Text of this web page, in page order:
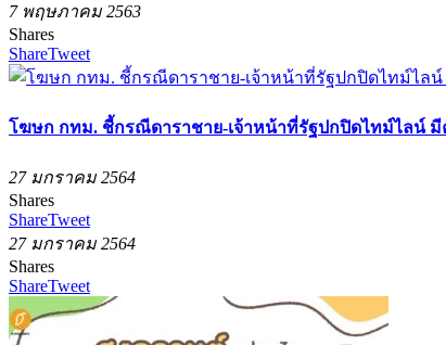
7 พฤษภาคม 2563
Shares
ShareTweet
โฆษก กทม. ชี้กรณีดาราชาย-เจ้าหน้าที่รัฐปกปิดไทม์ไลน์ มี
27 มกราคม 2564
Shares
ShareTweet
27 มกราคม 2564
Shares
ShareTweet